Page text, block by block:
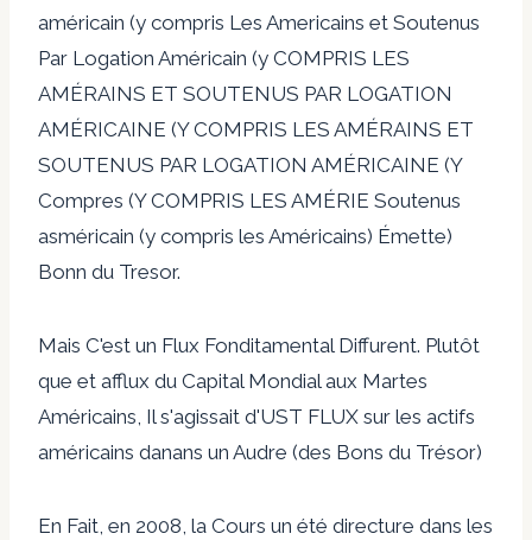
américain (y compris Les Americains et Soutenus
Par Logation Américain (y COMPRIS LES
AMÉRAINS ET SOUTENUS PAR LOGATION
AMÉRICAINE (Y COMPRIS LES AMÉRAINS ET
SOUTENUS PAR LOGATION AMÉRICAINE (Y
Compres (Y COMPRIS LES AMÉRIE Soutenus
asméricain (y compris les Américains) Émette)
Bonn du Tresor.
Mais C'est un Flux Fonditamental Diffurent. Plutôt
que et afflux du Capital Mondial aux Martes
Américains, Il s'agissait d'UST FLUX sur les actifs
américains danans un Audre (des Bons du Trésor)
En Fait, en 2008, la Cours un été directure dans les